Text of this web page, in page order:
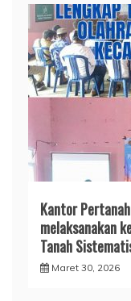
Kantor
melaksanakan
Tanah
Maret 30, 2026